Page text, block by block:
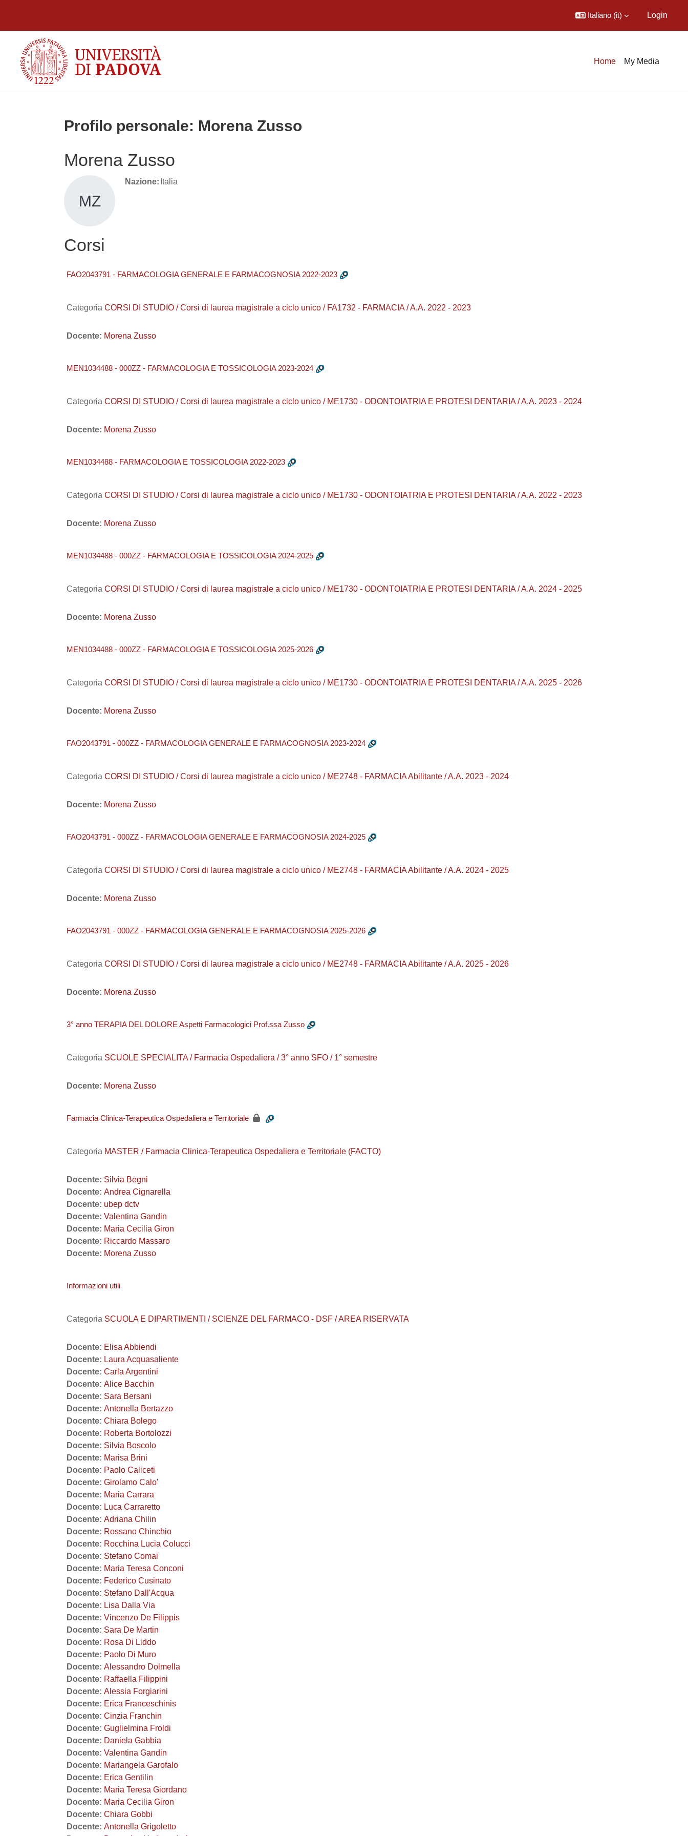
Italiano ‎(it)‎ Login
Home My Media
Profilo personale: Morena Zusso
Morena Zusso
MZ
Nazione: Italia
Corsi
FAO2043791 - FARMACOLOGIA GENERALE E FARMACOGNOSIA 2022-2023
Categoria CORSI DI STUDIO / Corsi di laurea magistrale a ciclo unico / FA1732 - FARMACIA / A.A. 2022 - 2023
Docente: Morena Zusso
MEN1034488 - 000ZZ - FARMACOLOGIA E TOSSICOLOGIA 2023-2024
Categoria CORSI DI STUDIO / Corsi di laurea magistrale a ciclo unico / ME1730 - ODONTOIATRIA E PROTESI DENTARIA / A.A. 2023 - 2024
Docente: Morena Zusso
MEN1034488 - FARMACOLOGIA E TOSSICOLOGIA 2022-2023
Categoria CORSI DI STUDIO / Corsi di laurea magistrale a ciclo unico / ME1730 - ODONTOIATRIA E PROTESI DENTARIA / A.A. 2022 - 2023
Docente: Morena Zusso
MEN1034488 - 000ZZ - FARMACOLOGIA E TOSSICOLOGIA 2024-2025
Categoria CORSI DI STUDIO / Corsi di laurea magistrale a ciclo unico / ME1730 - ODONTOIATRIA E PROTESI DENTARIA / A.A. 2024 - 2025
Docente: Morena Zusso
MEN1034488 - 000ZZ - FARMACOLOGIA E TOSSICOLOGIA 2025-2026
Categoria CORSI DI STUDIO / Corsi di laurea magistrale a ciclo unico / ME1730 - ODONTOIATRIA E PROTESI DENTARIA / A.A. 2025 - 2026
Docente: Morena Zusso
FAO2043791 - 000ZZ - FARMACOLOGIA GENERALE E FARMACOGNOSIA 2023-2024
Categoria CORSI DI STUDIO / Corsi di laurea magistrale a ciclo unico / ME2748 - FARMACIA Abilitante / A.A. 2023 - 2024
Docente: Morena Zusso
FAO2043791 - 000ZZ - FARMACOLOGIA GENERALE E FARMACOGNOSIA 2024-2025
Categoria CORSI DI STUDIO / Corsi di laurea magistrale a ciclo unico / ME2748 - FARMACIA Abilitante / A.A. 2024 - 2025
Docente: Morena Zusso
FAO2043791 - 000ZZ - FARMACOLOGIA GENERALE E FARMACOGNOSIA 2025-2026
Categoria CORSI DI STUDIO / Corsi di laurea magistrale a ciclo unico / ME2748 - FARMACIA Abilitante / A.A. 2025 - 2026
Docente: Morena Zusso
3° anno TERAPIA DEL DOLORE Aspetti Farmacologici Prof.ssa Zusso
Categoria SCUOLE SPECIALITA / Farmacia Ospedaliera / 3° anno SFO / 1° semestre
Docente: Morena Zusso
Farmacia Clinica-Terapeutica Ospedaliera e Territoriale
Categoria MASTER / Farmacia Clinica-Terapeutica Ospedaliera e Territoriale (FACTO)
Docente: Silvia Begni
Docente: Andrea Cignarella
Docente: ubep dctv
Docente: Valentina Gandin
Docente: Maria Cecilia Giron
Docente: Riccardo Massaro
Docente: Morena Zusso
Informazioni utili
Categoria SCUOLA E DIPARTIMENTI / SCIENZE DEL FARMACO - DSF / AREA RISERVATA
Docente: Elisa Abbiendi
Docente: Laura Acquasaliente
Docente: Carla Argentini
Docente: Alice Bacchin
Docente: Sara Bersani
Docente: Antonella Bertazzo
Docente: Chiara Bolego
Docente: Roberta Bortolozzi
Docente: Silvia Boscolo
Docente: Marisa Brini
Docente: Paolo Caliceti
Docente: Girolamo Calo'
Docente: Maria Carrara
Docente: Luca Carraretto
Docente: Adriana Chilin
Docente: Rossano Chinchio
Docente: Rocchina Lucia Colucci
Docente: Stefano Comai
Docente: Maria Teresa Conconi
Docente: Federico Cusinato
Docente: Stefano Dall'Acqua
Docente: Lisa Dalla Via
Docente: Vincenzo De Filippis
Docente: Sara De Martin
Docente: Rosa Di Liddo
Docente: Paolo Di Muro
Docente: Alessandro Dolmella
Docente: Raffaella Filippini
Docente: Alessia Forgiarini
Docente: Erica Franceschinis
Docente: Cinzia Franchin
Docente: Guglielmina Froldi
Docente: Daniela Gabbia
Docente: Valentina Gandin
Docente: Mariangela Garofalo
Docente: Erica Gentilin
Docente: Maria Teresa Giordano
Docente: Maria Cecilia Giron
Docente: Chiara Gobbi
Docente: Antonella Grigoletto